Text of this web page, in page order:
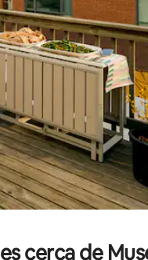
cerca de